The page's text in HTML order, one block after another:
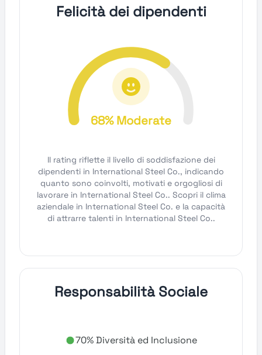
Felicità dei dipendenti
68% Moderate
Il rating riflette il livello di soddisfazione dei
dipendenti in International Steel Co., indicando
quanto sono coinvolti, motivati e orgogliosi di
lavorare in International Steel Co.. Scopri il clima
aziendale in International Steel Co. e la capacità
di attrarre talenti in International Steel Co..
Responsabilità Sociale
70% Diversità ed Inclusione